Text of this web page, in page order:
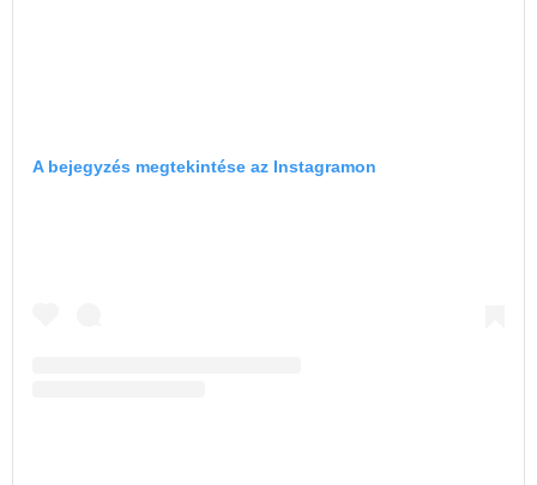
A bejegyzés megtekintése az Instagramon